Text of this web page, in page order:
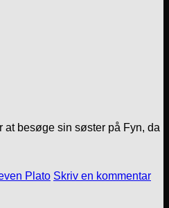
at besøge sin søster på Fyn, da
Plato Skriv en kommentar